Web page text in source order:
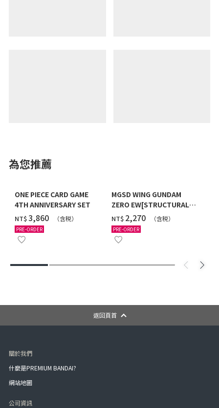
為您推薦
ONE PIECE CARD GAME
4TH ANNIVERSARY SET
NT$‌3,860 （含税）
PRE-ORDER
MGSD WING GUNDAM
ZERO EW[STRUCTURAL
COATING/BLACK] [2026年
12月發送]
NT$ ‌2,270 （含税）
PRE-ORDER
返回頁首
關於我們
什麼是PREMIUM BANDAI?
網站地圖
公司資訊